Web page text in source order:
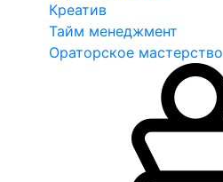
Креатив
Тайм менеджмент
Ораторское мастерство